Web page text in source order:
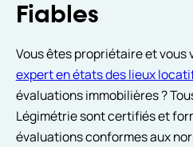
Fiables
Vous êtes propriétaire et vous
expert en états des lieux
évaluations immobilières ?
Légimétrie sont certifiés et
évaluations conformes aux